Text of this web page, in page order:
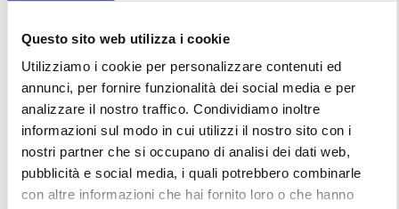
Questo sito web utilizza i cookie
Utilizziamo i cookie per personalizzare contenuti ed
annunci, per fornire funzionalità dei social media e per
analizzare il nostro traffico. Condividiamo inoltre
informazioni sul modo in cui utilizzi il nostro sito con i
nostri partner che si occupano di analisi dei dati web,
pubblicità e social media, i quali potrebbero combinarle
con altre informazioni che hai fornito loro o che hanno
Christian Dior – Blue Suit
jacket and skirt from 1955
Yves Saint Laurent
“Opium” – Minaudière
evening bag